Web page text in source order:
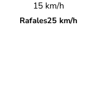
15 km/h
Rafales25 km/h